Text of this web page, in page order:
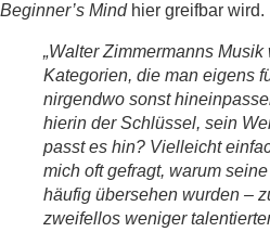
Beginner’s Mindhier greifbar wird.
„Walter Zimmermanns
Kategorien, die man eigens
nirgendwo sonst
hierin der Schlüssel, sein
passt es hin? Vielleicht
mich oft gefragt, warum
häufig übersehen wurden –
zweifellos weniger